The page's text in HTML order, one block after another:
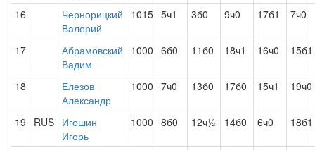
16
Чернорицкий
Валерий
1015 5ч1 3б0 9ч0 17б1 7ч0
17
Абрамовский
Вадим
1000 6б0 11б0 18ч1 16ч0 15б1
18
Елезов
Александр
1000 7ч0 13б0 17б0 15ч1 19ч0
19 RUS Игошин
Игорь
1000 8б0 12ч½ 14б0 6ч0 18б1